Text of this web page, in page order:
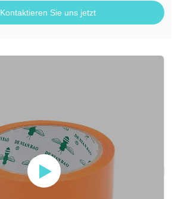
Kontaktieren Sie uns jetzt